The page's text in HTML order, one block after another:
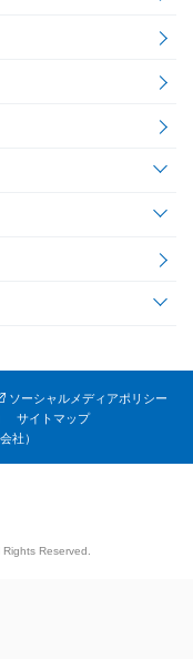
ソーシャルメディアポリシー
サイトマップ
社）
Reserved.